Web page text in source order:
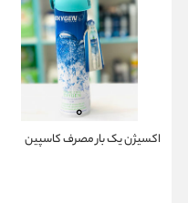
اکسیژن یک بار مصرف کاسپین